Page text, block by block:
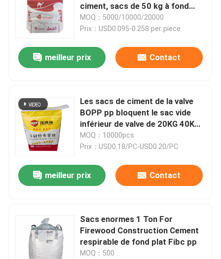
ciment, sacs de 50 kg à fond
plat, personnalisés
MOQ：5000/10000/20000
Prix：USD0.095-0.258 per piece
meilleur prix Contact
Les sacs de ciment de la valve
BOPP pp bloquent le sac vide
inférieur de valve de 20KG 40KG
50KG pp
MOQ：10000pcs
Prix：USD0.18/PC-USD0.20/PC
meilleur prix Contact
Sacs enormes 1 Ton For
Firewood Construction Cement
respirable de fond plat Fibc pp
MOQ：500